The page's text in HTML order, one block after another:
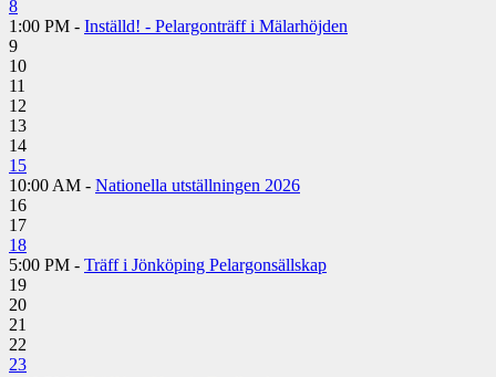
8
1:00 PM - Inställd! - Pelargonträff i Mälarhöjden
9
10
11
12
13
14
15
10:00 AM - Nationella utställningen 2026
16
17
18
5:00 PM - Träff i Jönköping Pelargonsällskap
19
20
21
22
23